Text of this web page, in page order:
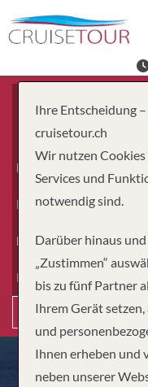
Erwachsene
Kinder
Dauer
Reiseart
Ihre Entscheidung
cruisetour.ch
Wir nutzen Cookies
Services und
notwendig sind.
Darüber hinaus
„Zustimmen“
bis zu fünf Partner
Ihrem Gerät
und
Ihnen erheben und
neben unserer